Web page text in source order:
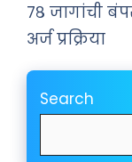
७८ जागांची
अर्ज प्रक्रिया
Search